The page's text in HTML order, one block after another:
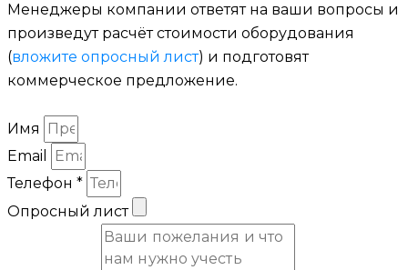
Менеджеры компании ответят на ваши вопросы и
произведут расчёт стоимости оборудования
(вложите опросный лист) и подготовят
коммерческое предложение.
Имя
Email
Телефон *
Опросный лист